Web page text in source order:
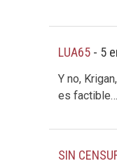
LUA65 - 5
Y no,
es
SIN